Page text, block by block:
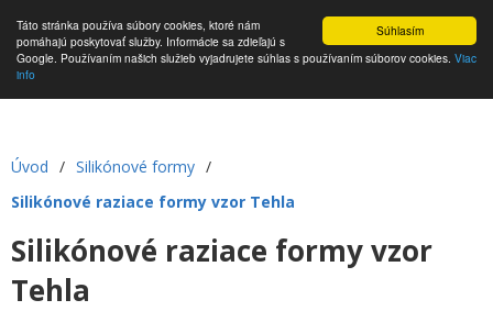
Súhlasím
Táto stránka používa súbory cookies, ktoré nám
pomáhajú poskytovať služby. Informácie sa zdieľajú s
Google. Používaním našich služieb vyjadrujete súhlas s používaním súborov cookies. Viac
info
Úvod / Silikónové formy /
Silikónové raziace formy vzor Tehla
Silikónové raziace formy vzor
Tehla